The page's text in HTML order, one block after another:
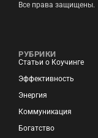
Все права защищены.
РУБРИКИ
Статьи о Коучинге
Эффективность
Энергия
Коммуникация
Богатство